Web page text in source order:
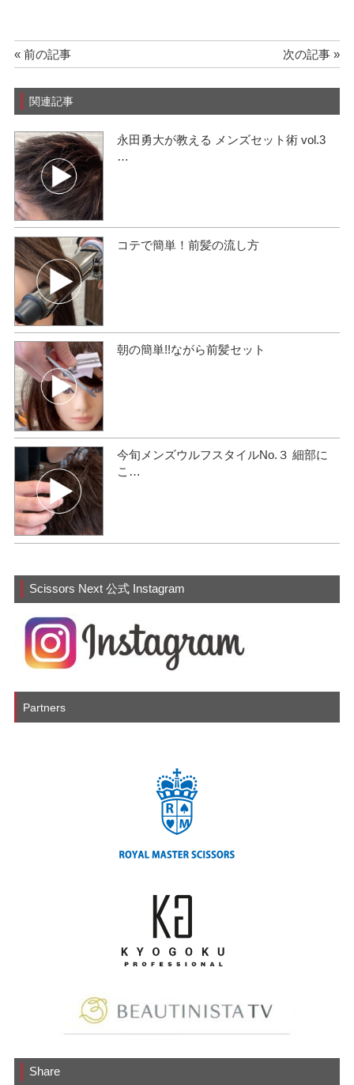
b
o
o
k
g
e
« 前の記事 次の記事 »
関連記事
永田勇大が教える メンズセット術 vol.3
…
コテで簡単！前髪の流し方
朝の簡単!!ながら前髪セット
今旬メンズウルフスタイルNo.３ 細部に
こ…
Scissors Next 公式 Instagram
Partners
Share